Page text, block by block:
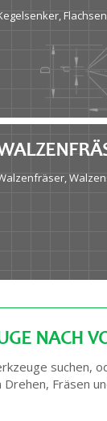
NACH
Fräsen